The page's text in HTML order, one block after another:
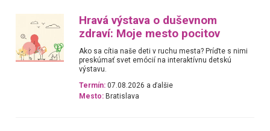
Hravá výstava o duševnom
zdraví: Moje mesto pocitov
Ako sa cítia naše deti v ruchu mesta? Príďte s nimi
preskúmať svet emócií na interaktívnu detskú
výstavu.
Termín: 07.08.2026 a ďalšie
Mesto: Bratislava